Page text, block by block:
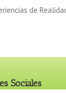
de
Sociales